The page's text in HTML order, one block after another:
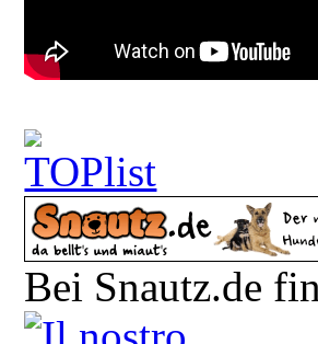
Bei Snautz.de